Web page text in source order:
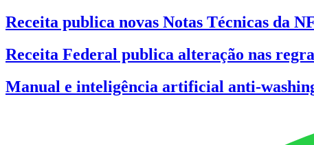
Receita publica novas Notas Técnicas da
Receita Federal publica alteração nas
Manual e inteligência artificial anti-